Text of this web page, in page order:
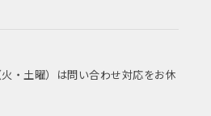
・土曜）は問い合わせ対応をお休